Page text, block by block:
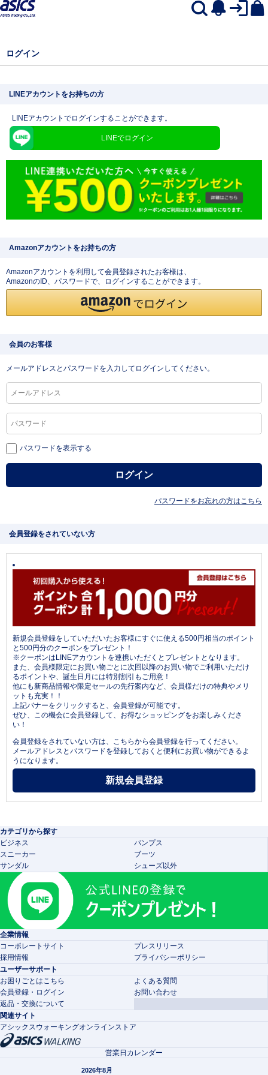
ログイン
LINEアカウントをお持ちの方
LINEアカウントでログインすることができます。
LINEでログイン
Amazonアカウントをお持ちの方
Amazonアカウントを利用して会員登録されたお客様は、
AmazonのID、パスワードで、ログインすることができます。
会員のお客様
メールアドレスとパスワードを入力してログインしてください。
パスワードを表示する
パスワードをお忘れの方はこちら
会員登録をされていない方
新規会員登録をしていただいたお客様にすぐに使える500円相当のポイント
と500円分のクーポンをプレゼント！
※クーポンはLINEアカウントを連携いただくとプレゼントとなります。
また、会員様限定にお買い物ごとに次回以降のお買い物でご利用いただけ
るポイントや、誕生日月には特別割引もご用意！
他にも新商品情報や限定セールの先行案内など、会員様だけの特典やメリ
ットも充実！！
上記バナーをクリックすると、会員登録が可能です。
ぜひ、この機会に会員登録して、お得なショッピングをお楽しみくださ
い！
会員登録をされていない方は、こちらから会員登録を行ってください。
メールアドレスとパスワードを登録しておくと便利にお買い物ができるよ
うになります。
カテゴリから探す
ビジネス
パンプス
スニーカー
ブーツ
サンダル
シューズ以外
企業情報
コーポレートサイト
プレスリリース
採用情報
プライバシーポリシー
ユーザーサポート
お困りごとはこちら
よくある質問
会員登録・ログイン
お問い合わせ
返品・交換について
関連サイト
アシックスウォーキングオンラインストア
営業日カレンダー
2026年8月